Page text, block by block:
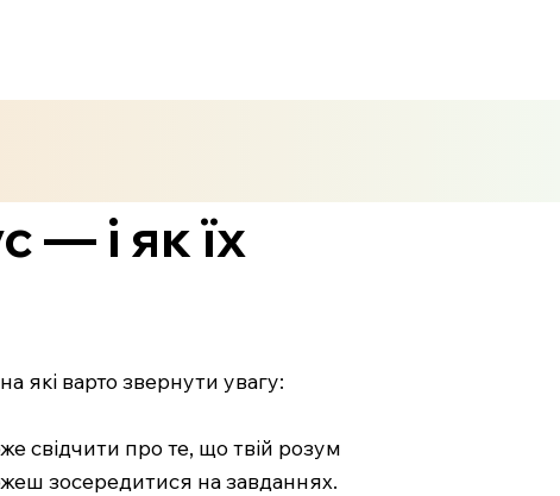
— і як їх
які варто звернути увагу:
свідчити про те, що твій розум
зосередитися на завданнях.